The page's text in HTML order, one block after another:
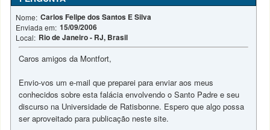
Nome: Carlos Felipe dos Santos E Silva
Enviada em: 15/09/2006
Local: Rio de Janeiro - RJ, Brasil
Caros amigos da Montfort,
Envio-vos um e-mail que preparei para enviar aos meus
conhecidos sobre esta falácia envolvendo o Santo Padre e seu
discurso na Universidade de Ratisbonne. Espero que algo possa
ser aproveitado para publicação neste site.